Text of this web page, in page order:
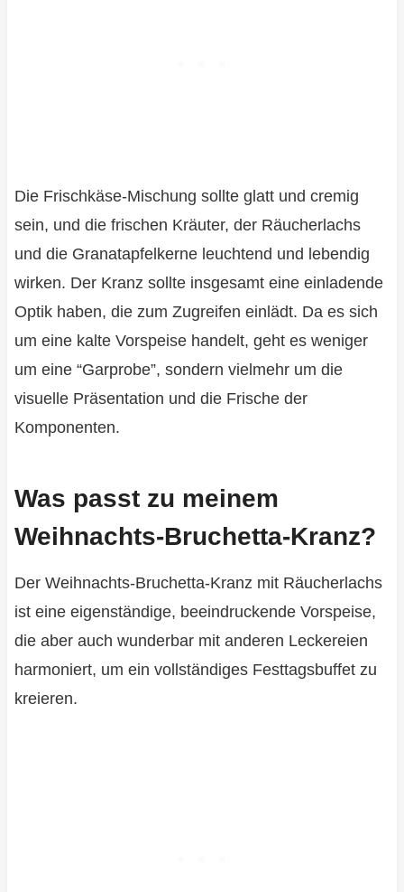
Die Frischkäse-Mischung sollte glatt und cremig
sein, und die frischen Kräuter, der Räucherlachs
und die Granatapfelkerne leuchtend und lebendig
wirken. Der Kranz sollte insgesamt eine einladende
Optik haben, die zum Zugreifen einlädt. Da es sich
um eine kalte Vorspeise handelt, geht es weniger
um eine “Garprobe”, sondern vielmehr um die
visuelle Präsentation und die Frische der
Komponenten.
Was passt zu meinem
Weihnachts-Bruchetta-Kranz?
Der Weihnachts-Bruchetta-Kranz mit Räucherlachs
ist eine eigenständige, beeindruckende Vorspeise,
die aber auch wunderbar mit anderen Leckereien
harmoniert, um ein vollständiges Festtagsbuffet zu
kreieren.